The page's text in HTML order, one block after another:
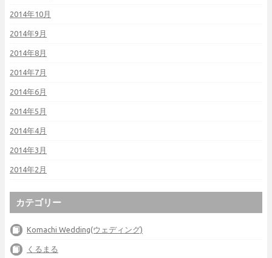
2014年10月
2014年9月
2014年8月
2014年7月
2014年6月
2014年5月
2014年4月
2014年3月
2014年2月
カテゴリー
Komachi Wedding(ウェディング)
くるまる